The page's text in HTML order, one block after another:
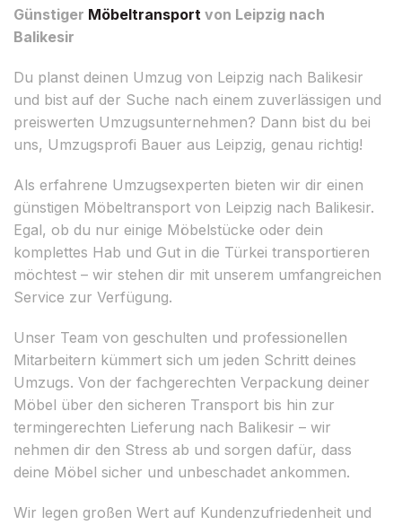
Günstiger Möbeltransport von Leipzig nach
Balikesir
Du planst deinen Umzug von Leipzig nach Balikesir
und bist auf der Suche nach einem zuverlässigen und
preiswerten Umzugsunternehmen? Dann bist du bei
uns, Umzugsprofi Bauer aus Leipzig, genau richtig!
Als erfahrene Umzugsexperten bieten wir dir einen
günstigen Möbeltransport von Leipzig nach Balikesir.
Egal, ob du nur einige Möbelstücke oder dein
komplettes Hab und Gut in die Türkei transportieren
möchtest – wir stehen dir mit unserem umfangreichen
Service zur Verfügung.
Unser Team von geschulten und professionellen
Mitarbeitern kümmert sich um jeden Schritt deines
Umzugs. Von der fachgerechten Verpackung deiner
Möbel über den sicheren Transport bis hin zur
termingerechten Lieferung nach Balikesir – wir
nehmen dir den Stress ab und sorgen dafür, dass
deine Möbel sicher und unbeschadet ankommen.
Wir legen großen Wert auf Kundenzufriedenheit und